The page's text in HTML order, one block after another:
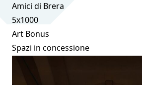
Amici di Brera
5x1000
Art Bonus
Spazi in concessione